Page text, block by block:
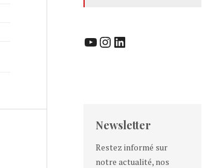
YouTube InstagramLinkedIn
Newsletter
Restez informé sur
notre actualité, nos